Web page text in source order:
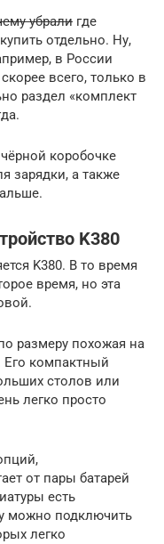
убрали где
отдельно. Ну,
в России
всего, только в
раздел «комплект
коробочке
зарядки, а также
K380
K380. В то время
время, но эта
размеру похожая на
Его компактный
столов или
легко просто
от пары батарей
есть
можно подключить
легко